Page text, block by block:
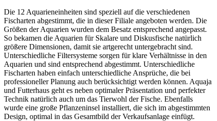
Die 12 Aquarieneinheiten sind speziell auf die verschiedenen
Fischarten abgestimmt, die in dieser Filiale angeboten werden. Die
Größen der Aquarien wurden dem Besatz entsprechend angepasst.
So bekamen die Aquarien für Skalare und Diskusfische natürlich
größere Dimensionen, damit sie artgerecht untergebracht sind.
Unterschiedliche Filtersysteme sorgen für klare Verhältnisse in den
Aquarien und sind entsprechend abgestimmt. Unterschiedliche
Fischarten haben einfach unterschiedliche Ansprüche, die bei
professioneller Planung auch berücksichtigt werden können. Aquaja
und Futterhaus geht es neben optimaler Präsentation und perfekter
Technik natürlich auch um das Tierwohl der Fische. Ebenfalls
wurde eine große Pflanzeninsel installiert, die sich im abgestimmten
Design, optimal in das Gesamtbild der Verkaufsanlage einfügt.